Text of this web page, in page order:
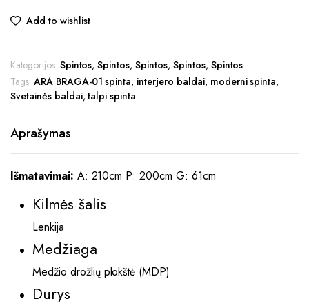
Add to wishlist
Kategorijos: Spintos,Spintos,Spintos, Spintos, Spintos
Tags: ARA BRAGA-01 spinta, interjero baldai, moderni spinta,
Svetainės baldai,talpi spinta
Aprašymas
Išmatavimai: A: 210cm P: 200cm G: 61cm
Kilmės šalis
Lenkija
Medžiaga
Medžio drožlių plokštė (MDP)
Durys